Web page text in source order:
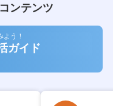
ンテンツ
う！
ガイド